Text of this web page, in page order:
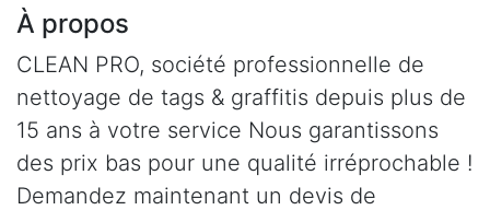
À propos
CLEAN PRO, société professionnelle de
nettoyage de tags & graffitis depuis plus de
15 ans à votre service Nous garantissons
des prix bas pour une qualité irréprochable !
Demandez maintenant un devis de